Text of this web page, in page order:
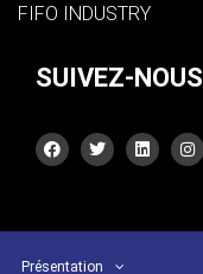
FIFO INDUSTRY
SUIVEZ-NOUS
Présentation